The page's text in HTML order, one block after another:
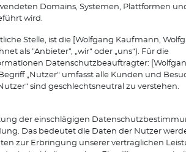
Domains, Systemen, Plattformen
wird.
Stelle, ist die [Wolfgang Kaufmann,
als "Anbieter", „wir“ oder „uns“). Für die
Datenschutzbeauftragter:
„Nutzer“ umfasst alle Kunden und
sind geschlechtsneutral zu verstehen.
der einschlägigen
Das bedeutet die Daten der Nutzer
zur Erbringung unserer vertraglichen